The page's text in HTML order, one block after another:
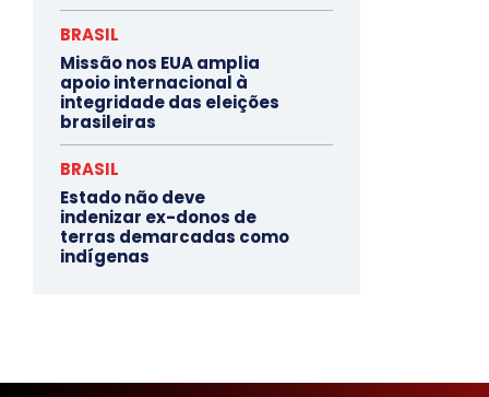
BRASIL
Missão nos EUA amplia
apoio internacional à
integridade das eleições
brasileiras
BRASIL
Estado não deve
indenizar ex-donos de
terras demarcadas como
indígenas